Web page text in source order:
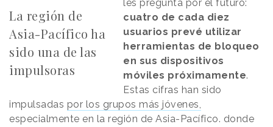
La región de
Asia-Pacífico ha
sido una de las
impulsoras
les pregunta por el futuro:
cuatro de cada diez
usuarios prevé utilizar
herramientas de bloqueo
en sus dispositivos
móviles próximamente.
Estas cifras han sido
impulsadas por los grupos más jóvenes,
especialmente en la región de Asia-Pacífico. donde